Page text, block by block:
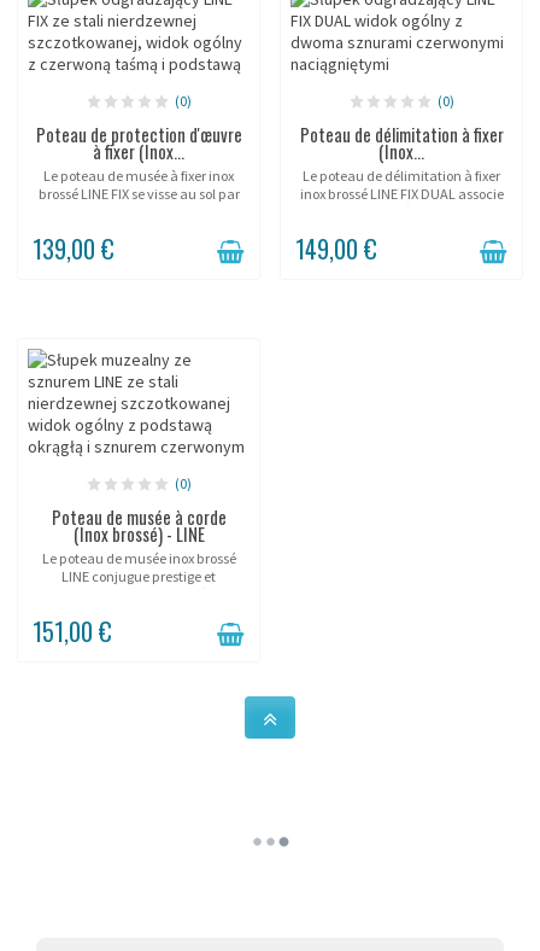
(0)
Poteau de protection d'œuvre
à fixer (Inox...
Le poteau de musée à fixer inox
brossé LINE FIX se visse au sol par
passage. Corde semi-élastique à...
139,00 €
(0)
Poteau de délimitation à fixer
(Inox...
Le poteau de délimitation à fixer
inox brossé LINE FIX DUAL associe
une platine vissée au sol et une
une protection permanente et
149,00 €
(0)
Poteau de musée à corde
(Inox brossé) - LINE
Le poteau de musée inox brossé
LINE conjugue prestige et
robustesse de l'acier satiné pour
nationaux. Modèle mobile
autoportant de 90 cm,...
151,00 €